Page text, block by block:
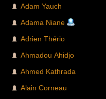
Adam Yauch
Adama Niane
Adrien Thério
Ahmadou Ahidjo
Ahmed Kathrada
Alain Corneau